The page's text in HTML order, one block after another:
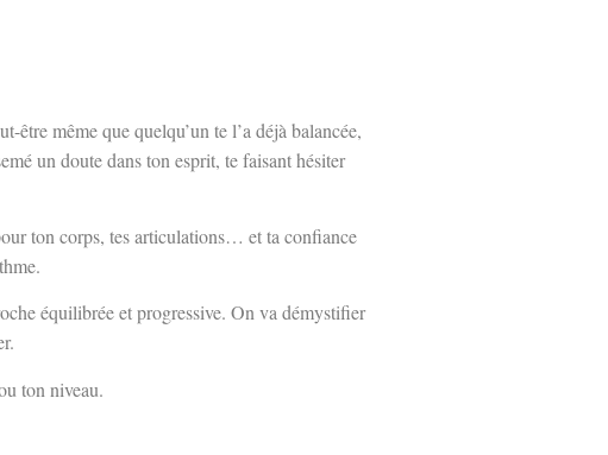
être même que quelqu’un te l’a déjà balancée,
un doute dans ton esprit, te faisant hésiter
ton corps, tes articulations… et ta confiance
équilibrée et progressive. On va démystifier
ton niveau.